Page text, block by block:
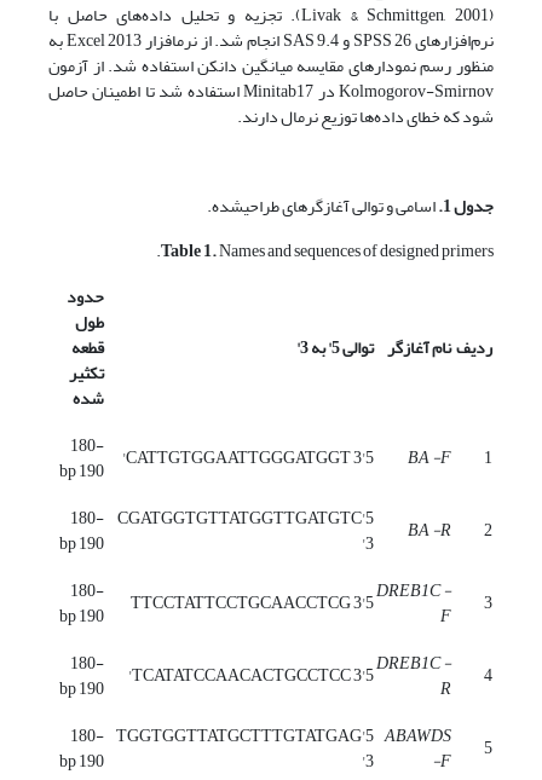
(Livak & Schmittgen, 2001). تجزیه و تحلیل داده‌های حاصل با
نرم‌افزارهای SPSS 26 و SAS 9.4 انجام شد. از نرم­افزار 2013 Excel به
منظور رسم نمودارهای مقایسه میانگین دانکن استفاده‌ شد. از آزمون
Kolmogorov-Smirnov در Minitab17 استفاده شد تا اطمینان حاصل
شود که خطای داده‌ها توزیع نرمال دارند.
جدول 1. اسامی و توالی آغازگرهای طراحی­شده.
Table 1.Names and sequences of designed primers.
ردیفنام آغازگر توالی 5' به 3'
حدود
طول
قطعه
تکثیر
شده
1
BA -F
5'CATTGTGGAATTGGGATGGT 3'
180-
190 bp
2
BA -R
5'CGATGGTGTTATGGTTGATGTC
3'
180-
190 bp
3
DREB1C-
F
5'TTCCTATTCCTGCAACCTCG 3
180-
190 bp
4
DREB1C-
R
5'TCATATCCAACACTGCCTCC 3'
180-
190 bp
5
ABAWDS
-F
5'TGGTGGTTATGCTTTGTATGAG
3'
180-
190 bp